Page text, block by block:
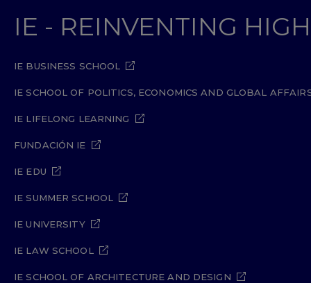
IE - REINVENTING
IE BUSINESS SCHOOL
IE SCHOOL OF POLITICS, ECONOMICS AND GLOBAL
IE LIFELONG LEARNING
FUNDACIÓN IE
IE EDU
IE SUMMER SCHOOL
IE UNIVERSITY
IE LAW SCHOOL
IE SCHOOL OF ARCHITECTURE AND DESIGN